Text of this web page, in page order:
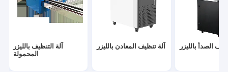
مصدر ألياف الليزر
آلة التنظيف بالليزر
المحمولة
آلة تنظيف المعادن بالليزر الصدأ بالليزر